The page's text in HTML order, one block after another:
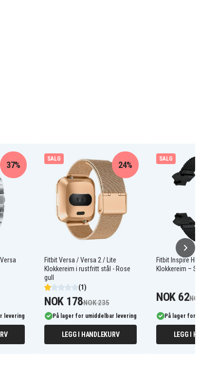
37%
levering
SALG
Fitbit Versa / Versa 2 / Lite
Klokkereim i rustfritt stål - Rose
gull
(1)
24%
NOK 178NOK 235
På lager for umiddelbar levering
LEGG I HANDLEKURV
SALG
Fitbit Inspire HR/
Klokkereim – Svart
NOK 62NOK 99
På lager for
LEGG I